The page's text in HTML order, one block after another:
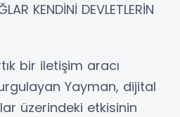
KENDİNİ DEVLETLERİN
bir iletişim aracı
Yayman, dijital
üzerindeki etkisinin